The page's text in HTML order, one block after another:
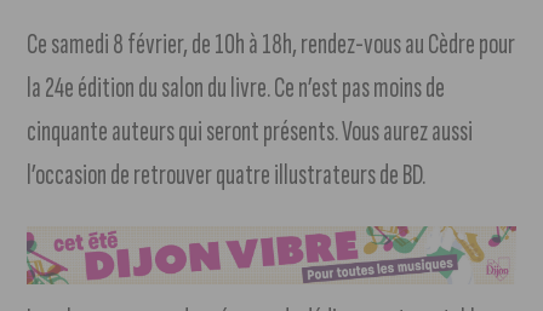
Ce samedi 8 février, de 10h à 18h, rendez-vous au Cèdre pour
la 24e édition du salon du livre. Ce n’est pas moins de
cinquante auteurs qui seront présents. Vous aurez aussi
l’occasion de retrouver quatre illustrateurs de BD.